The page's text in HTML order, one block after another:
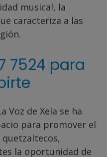
musical, la
caracteriza a las
7524 para
Voz de Xela se ha
para promover el
la oportunidad de